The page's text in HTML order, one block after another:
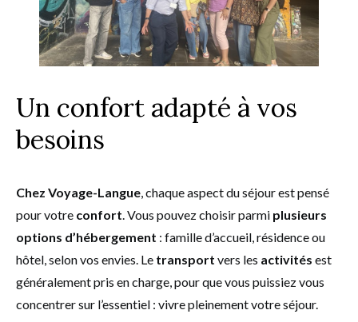
Un confort adapté à vos
besoins
Chez Voyage-Langue , chaque aspect du séjour est pensé
pour votre confort . Vous pouvez choisir parmi plusieurs
options d’hébergement : famille d’accueil, résidence ou
hôtel, selon vos envies. Le transport vers les activités est
généralement pris en charge, pour que vous puissiez vous
concentrer sur l’essentiel : vivre pleinement votre séjour.